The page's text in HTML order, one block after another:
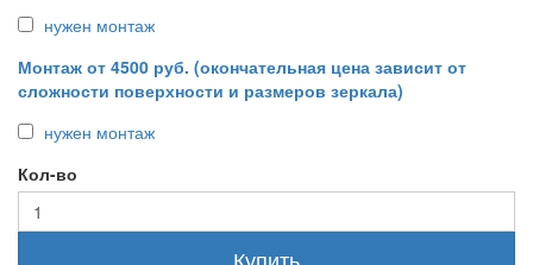
нужен монтаж
Монтаж от 4500 руб. (окончательная цена зависит от
сложности поверхности и размеров зеркала)
нужен монтаж
Кол-во